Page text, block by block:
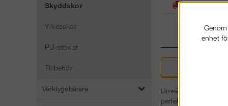
Skyddskor
Yrkesskor
PU-stövlar
Tillbehör
Verktygsbärare
Stora lager -
Umeå 949 är en
perfekt för
enhet